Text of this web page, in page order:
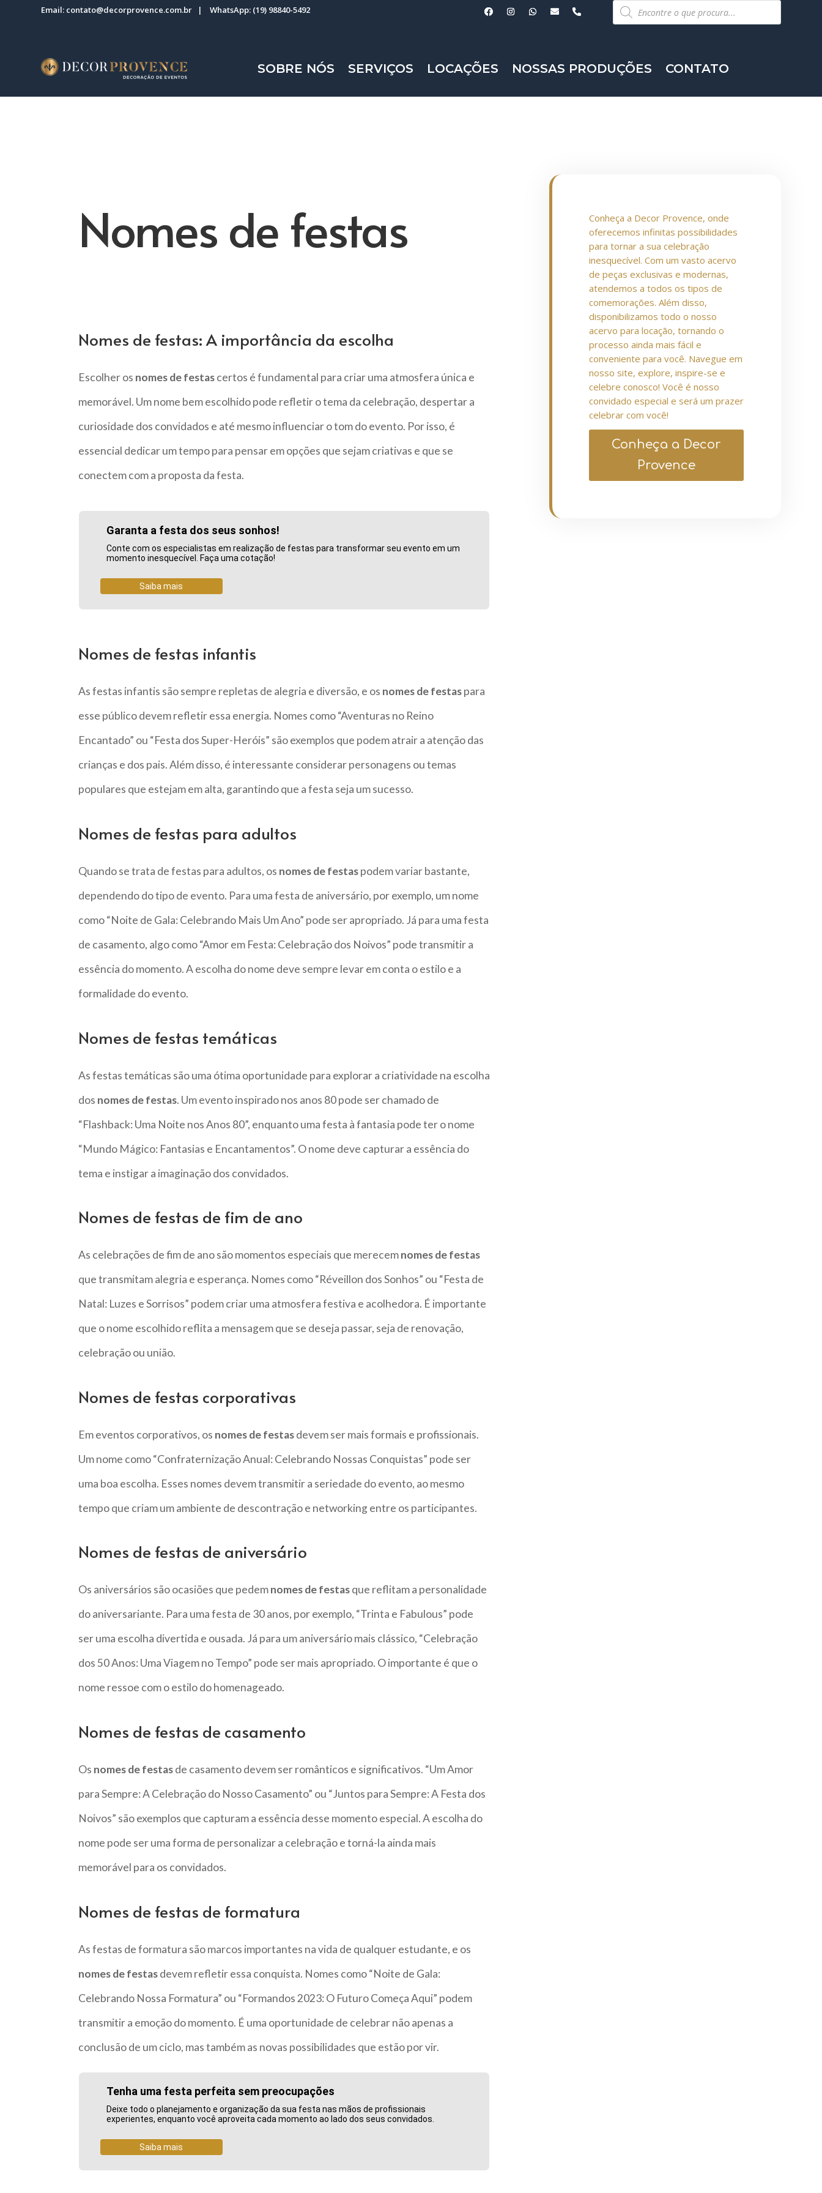
Email: contato@decorprovence.com.br | WhatsApp: (19) 98840-5492
Pesquisar
produtos
SOBRE NÓS SERVIÇOS LOCAÇÕES NOSSAS PRODUÇÕES CONTATO
Nomes de festas
Nomes de festas: A importância da escolha
Escolher os nomes de festascertos é fundamental para criar uma atmosfera única e
memorável. Um nome bem escolhido pode refletir o tema da celebração, despertar a
curiosidade dos convidados e até mesmo influenciar o tom do evento. Por isso, é
essencial dedicar um tempo para pensar em opções que sejam criativas e que se
conectem com a proposta da festa.
Garanta a festa dos seus sonhos!
Conte com os especialistas em realização de festas para transformar seu evento em um
momento inesquecível. Faça uma cotação!
Saiba mais
Nomes de festas infantis
As festas infantis são sempre repletas de alegria e diversão, e os nomes de festaspara
esse público devem refletir essa energia. Nomes como “Aventuras no Reino
Encantado” ou “Festa dos Super-Heróis” são exemplos que podem atrair a atenção das
crianças e dos pais. Além disso, é interessante considerar personagens ou temas
populares que estejam em alta, garantindo que a festa seja um sucesso.
Nomes de festas para adultos
Quando se trata de festas para adultos, os nomes de festaspodem variar bastante,
dependendo do tipo de evento. Para uma festa de aniversário, por exemplo, um nome
como “Noite de Gala: Celebrando Mais Um Ano” pode ser apropriado. Já para uma festa
de casamento, algo como “Amor em Festa: Celebração dos Noivos” pode transmitir a
essência do momento. A escolha do nome deve sempre levar em conta o estilo e a
formalidade do evento.
Nomes de festas temáticas
As festas temáticas são uma ótima oportunidade para explorar a criatividade na escolha
dos nomes de festas. Um evento inspirado nos anos 80 pode ser chamado de
“Flashback: Uma Noite nos Anos 80”, enquanto uma festa à fantasia pode ter o nome
“Mundo Mágico: Fantasias e Encantamentos”. O nome deve capturar a essência do
tema e instigar a imaginação dos convidados.
Nomes de festas de fim de ano
As celebrações de fim de ano são momentos especiais que merecemnomes de festas
que transmitam alegria e esperança. Nomes como “Réveillon dos Sonhos” ou “Festa de
Natal: Luzes e Sorrisos” podem criar uma atmosfera festiva e acolhedora. É importante
que o nome escolhido reflita a mensagem que se deseja passar, seja de renovação,
celebração ou união.
Nomes de festas corporativas
Em eventos corporativos, os nomes de festasdevem ser mais formais e profissionais.
Um nome como “Confraternização Anual: Celebrando Nossas Conquistas” pode ser
uma boa escolha. Esses nomes devem transmitir a seriedade do evento, ao mesmo
tempo que criam um ambiente de descontração e networking entre os participantes.
Nomes de festas de aniversário
Os aniversários são ocasiões que pedemnomes de festasque reflitam a personalidade
do aniversariante. Para uma festa de 30 anos, por exemplo, “Trinta e Fabulous” pode
ser uma escolha divertida e ousada. Já para um aniversário mais clássico, “Celebração
dos 50 Anos: Uma Viagem no Tempo” pode ser mais apropriado. O importante é que o
nome ressoe com o estilo do homenageado.
Nomes de festas de casamento
Os nomes de festasde casamento devem ser românticos e significativos. “Um Amor
para Sempre: A Celebração do Nosso Casamento” ou “Juntos para Sempre: A Festa dos
Noivos” são exemplos que capturam a essência desse momento especial. A escolha do
nome pode ser uma forma de personalizar a celebração e torná-la ainda mais
memorável para os convidados.
Nomes de festas de formatura
As festas de formatura são marcos importantes na vida de qualquer estudante, e os
nomes de festasdevem refletir essa conquista. Nomes como “Noite de Gala:
Celebrando Nossa Formatura” ou “Formandos 2023: O Futuro Começa Aqui” podem
transmitir a emoção do momento. É uma oportunidade de celebrar não apenas a
conclusão de um ciclo, mas também as novas possibilidades que estão por vir.
Tenha uma festa perfeita sem preocupações
Deixe todo o planejamento e organização da sua festa nas mãos de profissionais
experientes, enquanto você aproveita cada momento ao lado dos seus convidados.
Saiba mais
Conheça a Decor Provence, onde
oferecemos infinitas possibilidades
para tornar a sua celebração
inesquecível. Com um vasto acervo
de peças exclusivas e modernas,
atendemos a todos os tipos de
comemorações. Além disso,
disponibilizamos todo o nosso
acervo para locação, tornando o
processo ainda mais fácil e
conveniente para você. Navegue em
nosso site, explore, inspire-se e
celebre conosco! Você é nosso
convidado especial e será um prazer
celebrar com você!
Conheça a Decor
Provence